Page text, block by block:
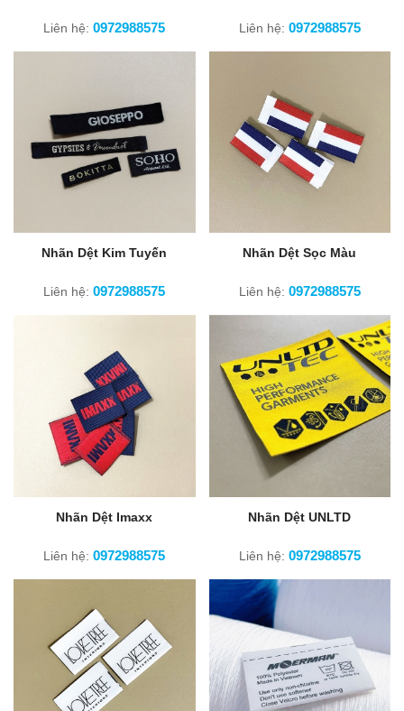
Liên hệ:0972988575 Liên hệ: 0972988575
Nhãn Dệt Kim Tuyến
Liên hệ:0972988575
Nhãn Dệt Sọc Màu
Liên hệ: 0972988575
Nhãn Dệt Imaxx
Liên hệ:0972988575
Nhãn Dệt UNLTD
Liên hệ: 0972988575